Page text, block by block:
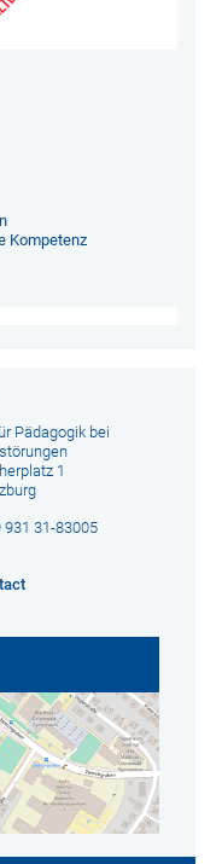
Kompetenz
Pädagogik bei
1
931 31-83005